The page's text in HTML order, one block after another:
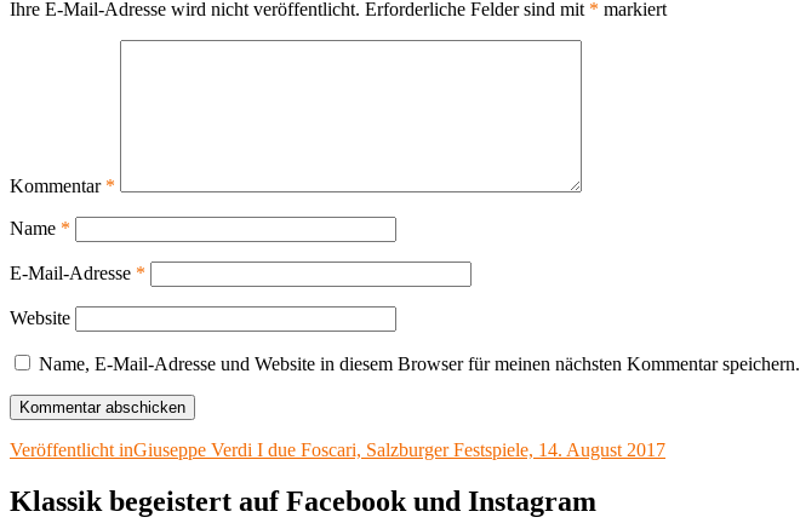
Ihre E-Mail-Adresse wird nicht veröffentlicht. Erforderliche Felder sind mit * markiert
Kommentar *
Name *
E-Mail-Adresse *
Website
Name, E-Mail-Adresse und Website in diesem Browser für meinen nächsten Kommentar speichern.
Beitragsnavigation
Veröffentlicht inGiuseppe Verdi I due Foscari, Salzburger Festspiele, 14. August 2017
Klassik begeistert auf Facebook und Instagram